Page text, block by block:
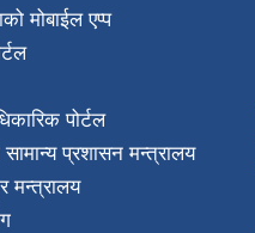
मोबाईल एप्प
पोर्टल
प्रशासन मन्त्रालय
मन्त्रालय